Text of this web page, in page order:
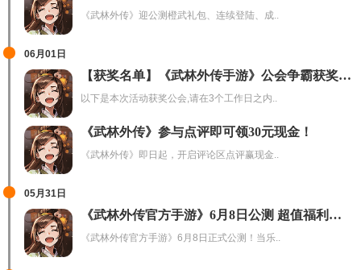
《武林外传》迎公测橙武礼包、连续登陆、成..
06月01日
【获奖名单】《武林外传手游》公会争霸获奖名单~
以下是本次活动获奖公会,请在3个工作日之内..
《武林外传》参与点评即可领30元现金！
《武林外传》即日起，开启评论区点评赢现金..
05月31日
《武林外传官方手游》6月8日公测 超值福利等你拿！
《武林外传官方手游》6月8日正式公测！当乐..